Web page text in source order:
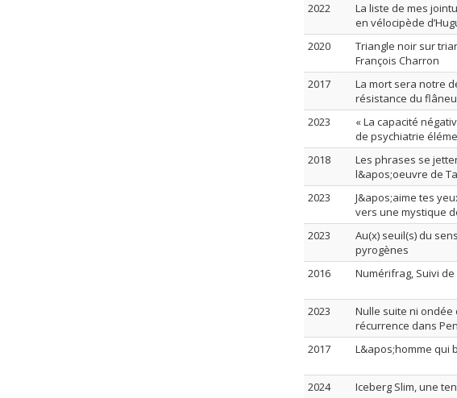
2022
La liste de mes
en vélocipède
2020
Triangle noir sur
François Charron
2017
La mort sera notre
résistance du
2023
« La capacité
de psychiatrie
2018
Les phrases se
l&apos;oeuvre de
2023
J&apos;aime tes
vers une mystique
2023
Au(x) seuil(s) du
pyrogènes
2016
Numérifrag, Suivi
2023
Nulle suite ni ondée
récurrence dans
2017
L&apos;homme qui
2024
Iceberg Slim, une